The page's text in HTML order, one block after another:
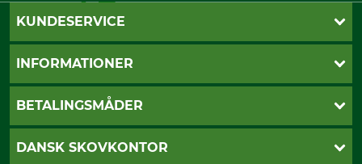
KUNDESERVICE
Kontakt
Cookie-indstillinger
INFORMATIONER
Betalingsmåder
BETALINGSMÅDER
Dankort
DANSK SKOVKONTOR